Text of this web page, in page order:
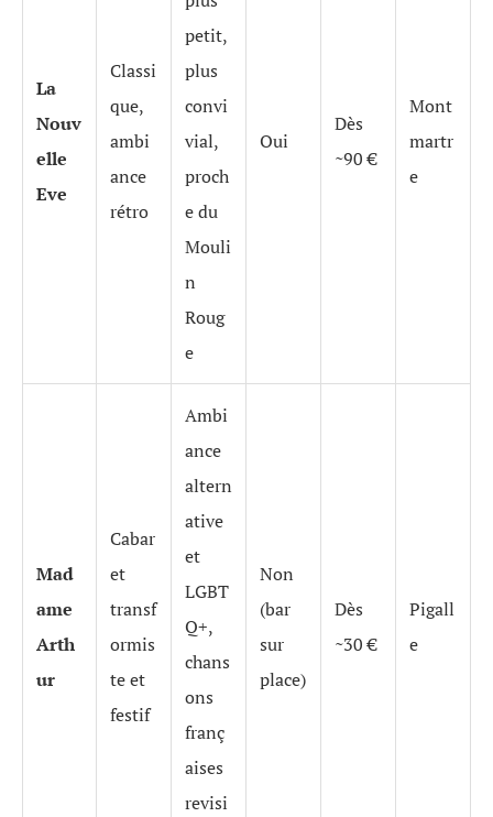
La
Nouv
elle
Eve
Classi
que,
ambi
ance
rétro
petit,
plus
convi
vial,
proch
e du
Mouli
n
Roug
e
Oui
Dès
~90 €
Mont
martr
e
Mad
ame
Arth
ur
Cabar
et
transf
ormis
te et
festif
Ambi
ance
altern
ative
et
LGBT
Q+,
chans
ons
franç
aises
revisi
Non
(bar
sur
place)
Dès
~30 €
Pigall
e